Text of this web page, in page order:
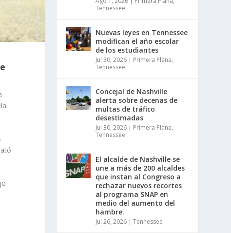
Tennessee
Nuevas leyes en Tennessee
modifican el año escolar
de los estudiantes
Jul 30, 2026 | Primera Plana,
Tennessee
Concejal de Nashville
alerta sobre decenas de
multas de tráfico
desestimadas
Jul 30, 2026 | Primera Plana,
Tennessee
El alcalde de Nashville se
une a más de 200 alcaldes
que instan al Congreso a
rechazar nuevos recortes
al programa SNAP en
medio del aumento del
hambre.
Jul 26, 2026 |Tennessee